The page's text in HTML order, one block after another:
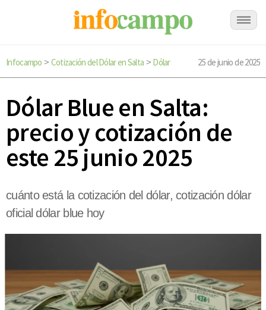
Infocampo > Cotización del Dólar en Salta > Dólar 25 de junio de 2025
Dólar Blue en Salta:
precio y cotización de
este 25 junio 2025
cuánto está la cotización del dólar, cotización dólar
oficial dólar blue hoy